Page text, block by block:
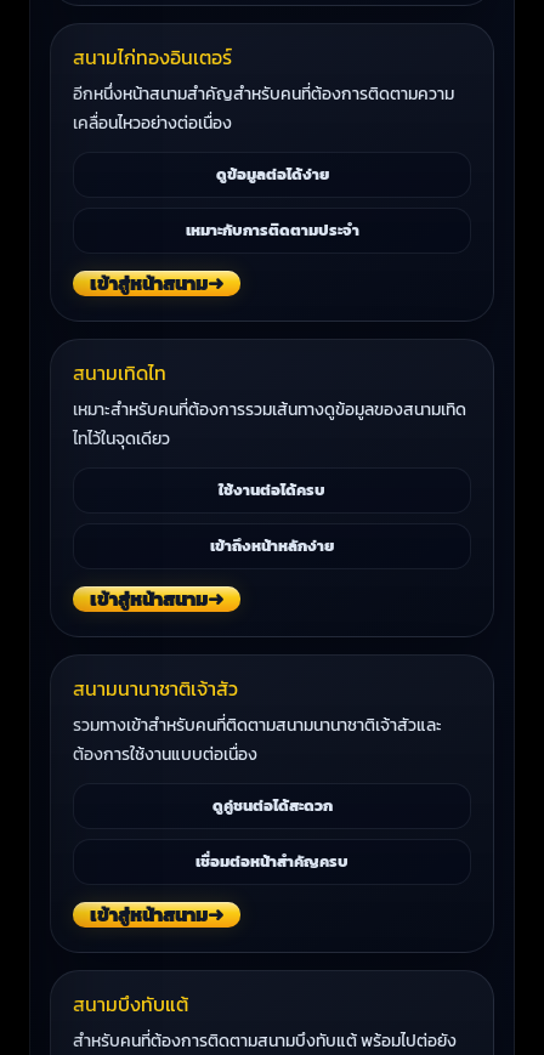
สนามไก่ทองอินเตอร์
อีกหนึ่งหน้าสนามสำคัญสำหรับคนที่ต้องการติดตามความ
เคลื่อนไหวอย่างต่อเนื่อง
ดูข้อมูลต่อได้ง่าย
เหมาะกับการติดตามประจำ
เข้าสู่หน้าสนาม➜
สนามเทิดไท
เหมาะสำหรับคนที่ต้องการรวมเส้นทางดูข้อมูลของสนามเทิด
ไทไว้ในจุดเดียว
ใช้งานต่อได้ครบ
เข้าถึงหน้าหลักง่าย
เข้าสู่หน้าสนาม➜
สนามนานาชาติเจ้าสัว
รวมทางเข้าสำหรับคนที่ติดตามสนามนานาชาติเจ้าสัวและ
ต้องการใช้งานแบบต่อเนื่อง
ดูคู่ชนต่อได้สะดวก
เชื่อมต่อหน้าสำคัญครบ
เข้าสู่หน้าสนาม➜
สนามบึงทับแต้
สำหรับคนที่ต้องการติดตามสนามบึงทับแต้ พร้อมไปต่อยัง